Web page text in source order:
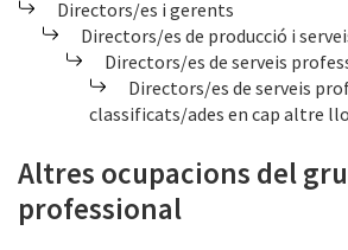
Directors/es i gerents
Directors/es de producció i
Directors/es de serveis
Directors/es de serveis
classificats/ades en cap altre
Altres ocupacions del
professional